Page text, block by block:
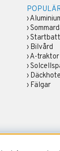
›
›
›
› Bilvård
›A-
›
›
› Fälgar